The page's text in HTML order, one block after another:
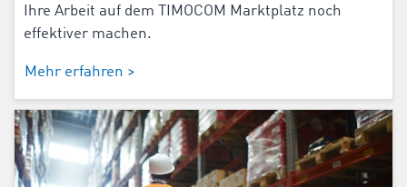
Ihre Arbeit auf dem TIMOCOM Marktplatz noch
effektiver machen.
Mehr erfahren >